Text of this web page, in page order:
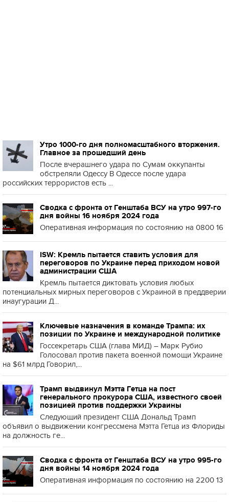
Утро 1000-го дня полномасштабного вторжения.
Главное за прошедший день
После вчерашнего удара по Сумам оккупанты
обстреляли Одессу В Одессе после удара
российских террористов есть ...
Сводка с фронта от Генштаба ВСУ на утро 997-го
дня войны 16 ноября 2024 года
Оперативная информация по состоянию на 0800 16
ISW: Кремль пытается ставить условия для
переговоров по Украине перед приходом новой
администрации США
Кремль пытается диктовать условия любых
потенциальных мирных переговоров с Украиной в преддверии
инаугурации Д...
Ключевые назначения в команде Трампа: их
позиции по Украине и международной политике
Госсекретарь США (глава МИД) – Марк Рубио
Голосовал против пакета военной помощи Украине
на $61 млрд Говорил,...
Трамп выдвинул Мэтта Гетца на пост
генерального прокурора США, известного своей
позицией против поддержки Украины
Следующий президент США Дональд Трамп
объявил о выдвижении конгрессмена Мэтта Гетца из Флориды
на должность ге...
Сводка с фронта от Генштаба ВСУ на утро 995-го
дня войны 14 ноября 2024 года
Оперативная информация по состоянию на 2200 13